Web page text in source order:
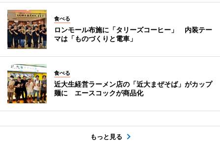
食べる
ロンモール布施に「タリーズコーヒー」 内装テー
マは「ものづくりと電車」
食べる
近大生経営ラーメン店の「近大まぜそば」がカップ
麺に エースコックが商品化
もっと見る